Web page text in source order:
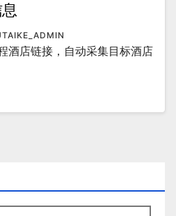
酒店链接，自动采集目标酒店